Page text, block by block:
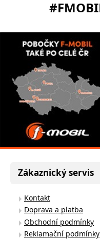
Zákaznický servis
Kontakt
Doprava a platba
Obchodní podmínky
Reklamační podmínky